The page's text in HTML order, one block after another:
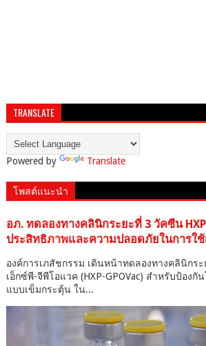
TRANSLATE
Powered by Translate
โพสต์แนะนำ
อภ. ทดลองทางคลินิกระยะที่ 3 วัคซีน
ประสิทธิภาพและความปลอดภัยในการใ
องค์การเภสัชกรรม เดินหน้าทดลองทางคลินิกร
เอ็กซ์พี-จีพีโอแวค (HXP-GPOVac) สำหรับป้องกั
แบบเข็มกระตุ้น ใน...